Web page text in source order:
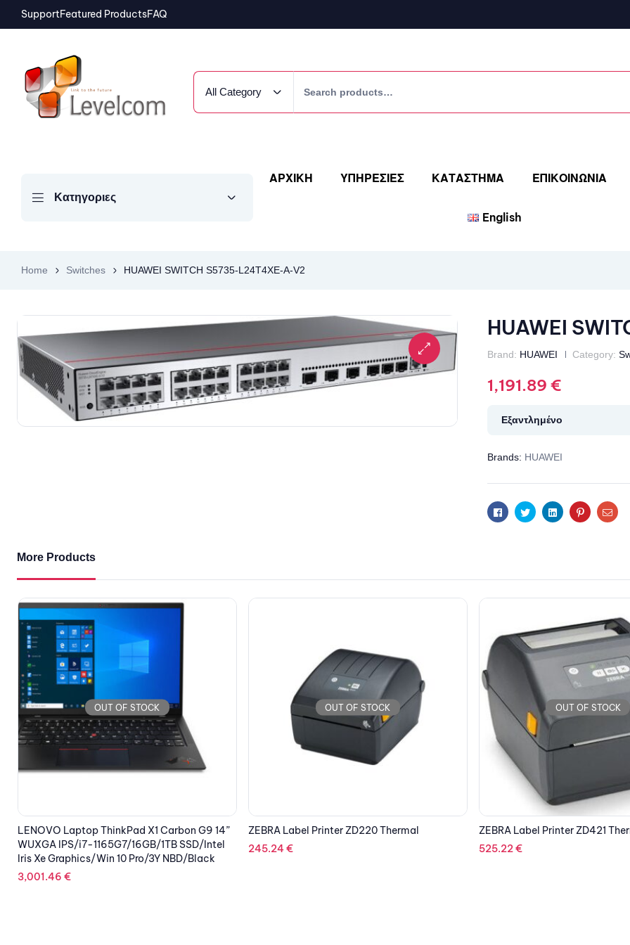
SupportFeatured ProductsFAQ
All Category
Κατηγοριες
ΑΡΧΙΚΗ ΥΠΗΡΕΣΙΕΣ ΚΑΤΑΣΤΗΜΑ ΕΠΙΚΟΙΝΩΝΙΑ
English
Home Switches HUAWEI SWITCH S5735-L24T4XE-A-V2
HUAWEI
Brand: HUAWEI Category:
1,191.89 €
Εξαντλημένο
Brands: HUAWEI
FacebookTwitterLinkedinPinterestEmail
More Products
OUT OF STOCK
ZEBRA Label Printer ZD220 Thermal
245.24€
OUT OF STOCK
ZEBRA Label Printer ZD421 Thermal
525.22€
OUT OF STOCK
DELL Carrying Case PRO LITE
to 16”